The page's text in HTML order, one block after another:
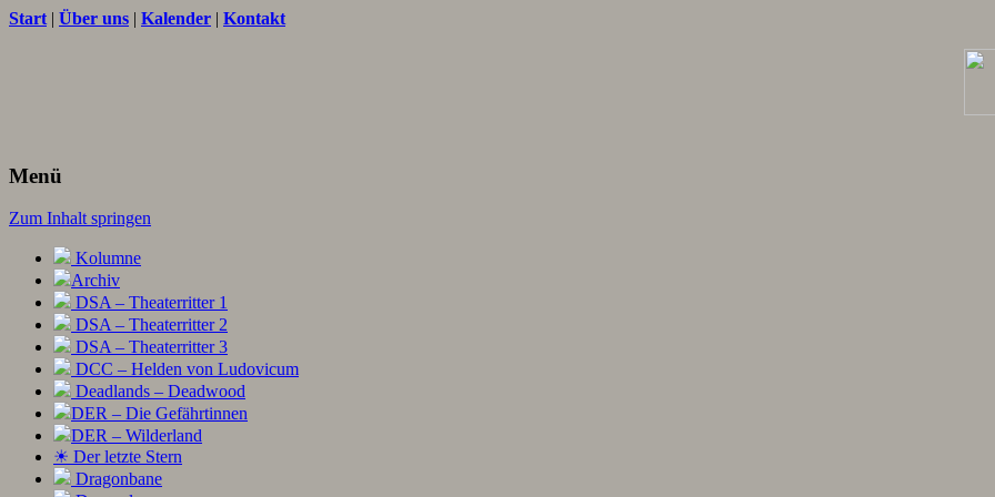
Start | Über uns | Kalender | Kontakt
Menü
Zum Inhalt springen
Kolumne
Archiv
DSA – Theaterritter 1
DSA – Theaterritter 2
DSA – Theaterritter 3
DCC – Helden von Ludovicum
Deadlands – Deadwood
DER – Die Gefährtinnen
DER – Wilderland
☀ Der letzte Stern
Dragonbane